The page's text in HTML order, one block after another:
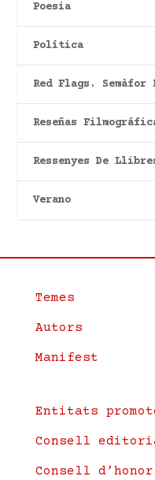
Poesia
Política
Red Flags. Semàfor
Reseñas
Ressenyes De
Verano
Temes
Autors
Manifest
Entitats
Consell
Consell d’honor